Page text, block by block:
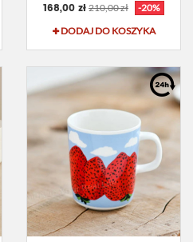
168,00 zł 210,00 zł
-20%
DODAJ DO KOSZYKA